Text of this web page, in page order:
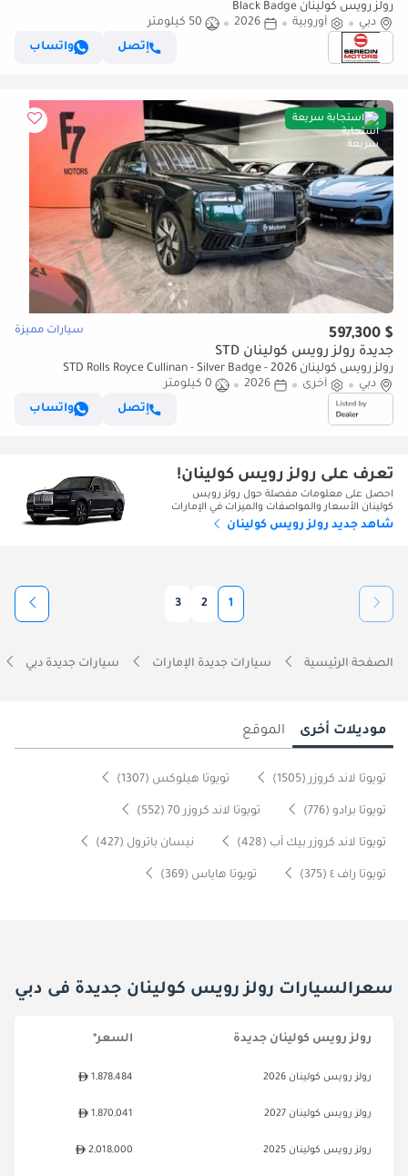
رولز رويس كولينان Black Badge
دبي
أوروبية 2026
50 كيلومتر
إتصل
واتساب
استجابة سريعة
$ 597,300 سيارات مميزة
جديدة رولز رويس كولينان STD
رولز رويس كولينان STD Rolls Royce Cullinan - Silver Badge - 2026
دبي
أخرى 2026
0 كيلومتر
إتصل
واتساب
تعرف على رولز رويس كولينان!
احصل على معلومات مفصلة حول رولز رويس
كولينان الأسعار والمواصفات والميزات في الإمارات
شاهد جديد رولز رويس كولينان
1
2
3
الصفحة الرئيسية سيارات جديدة الإمارات سيارات جديدة دبي
موديلات أخرى الموقع
تويوتا لاند كروزر (1505) تويوتا هيلوكس (1307)
تويوتا برادو (776) تويوتا لاند كروزر 70 (552)
تويوتا لاند كروزر بيك آب (428) نيسان باترول (427)
تويوتا راف ٤ (375) تويوتا هاياس (369)
سعرالسيارات رولز رويس كولينان جديدة فى دبي
رولز رويس كولينان جديدة السعر*
رولز رويس كولينان 2026 1,878,484
رولز رويس كولينان 2027 1,870,041
رولز رويس كولينان 2025 2,018,000